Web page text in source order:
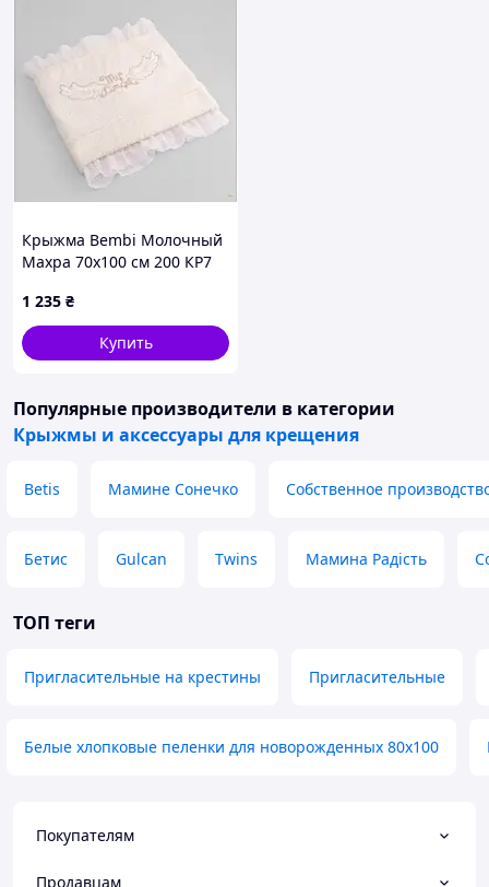
Крыжма Bembi Молочный
Махра 70х100 см 200 КР7
1 235 ₴
Купить
Популярные производители в категории
Крыжмы и аксессуары для крещения
Betis Мамине Сонечко Собственное
Бетис Gulcan Twins Мамина Радість
ТОП теги
Пригласительные на крестины Пригласительные
Белые хлопковые пеленки для новорожденных 80х100
Покупателям
Продавцам